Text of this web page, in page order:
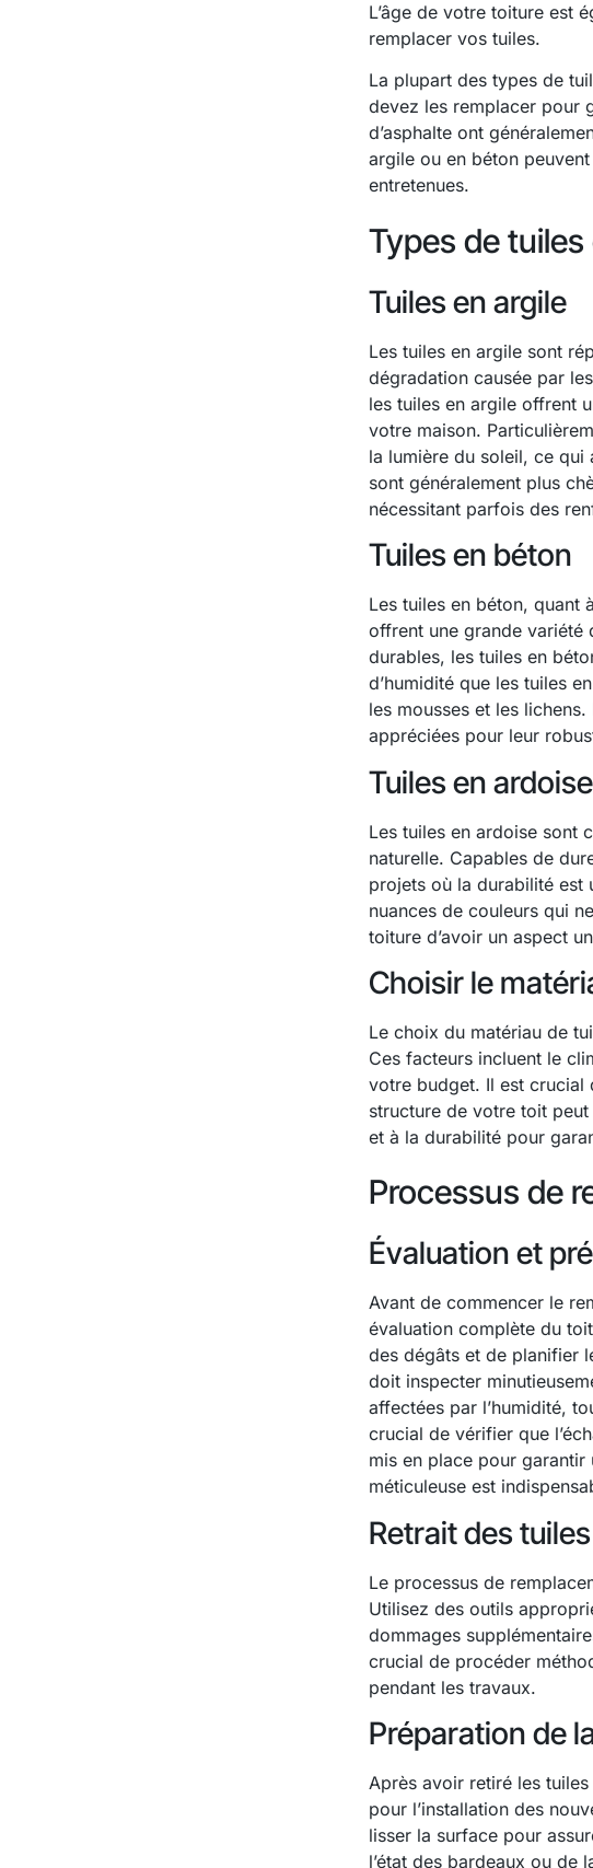
L’âge de votre toiture est
remplacer vos tuiles.
La plupart des types de
devez les remplacer pour
d’asphalte ont
argile ou en béton
entretenues.
Types de
Tuiles en argile
Les tuiles en argile sont
dégradation causée par
les tuiles en argile offrent
votre maison.
la lumière du soleil, ce qui
sont généralement plus
nécessitant parfois des
Tuiles en béton
Les tuiles en béton, quant
offrent une grande variété
durables, les tuiles en
d’humidité que les tuiles
les mousses et les
appréciées pour leur
Tuiles en ardoise
Les tuiles en ardoise sont
naturelle. Capables de
projets où la durabilité est
nuances de couleurs qui
toiture d’avoir un aspect
Choisir le
Le choix du matériau de
Ces facteurs incluent le
votre budget. Il est crucial
structure de votre toit
et à la durabilité pour
Processus de
Évaluation et
Avant de commencer le
évaluation complète du
des dégâts et de planifier
doit inspecter
affectées par l’humidité,
crucial de vérifier que
mis en place pour
méticuleuse est
Retrait des
Le processus de
Utilisez des outils
dommages
crucial de procéder
pendant les travaux.
Préparation de
Après avoir retiré les
pour l’installation des
lisser la surface pour
l’état des bardeaux ou de